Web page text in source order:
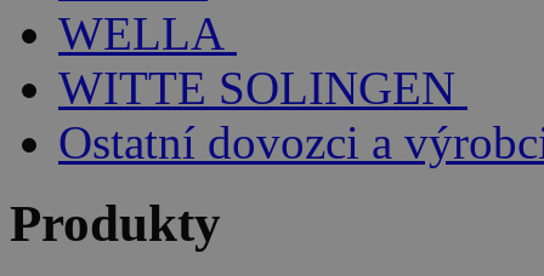
WELLA
WITTE SOLINGEN
Ostatní dovozci a
Produkty